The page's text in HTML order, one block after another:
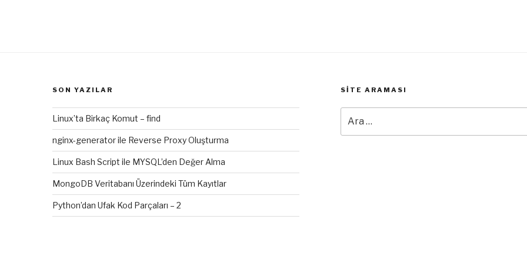
SON YAZILAR
Linux’ta Birkaç Komut – find
nginx-generator ile Reverse Proxy Oluşturma
Linux Bash Script ile MYSQL’den Değer Alma
MongoDB Veritabanı Üzerindeki Tüm Kayıtlar
Python’dan Ufak Kod Parçaları – 2
SITE ARAMASI